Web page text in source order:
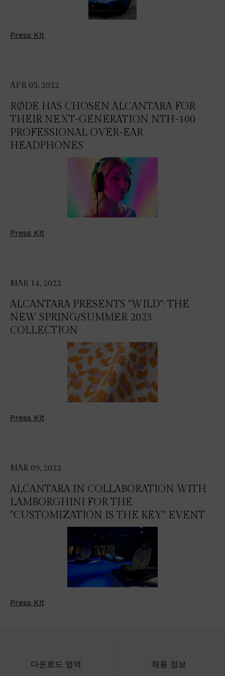
Press Kit
APR 05, 2022
RØDE HAS CHOSEN ALCANTARA FOR
THEIR NEXT-GENERATION NTH-100
PROFESSIONAL OVER-EAR
HEADPHONES
Press Kit
MAR 14, 2022
ALCANTARA PRESENTS "WILD": THE
NEW SPRING/SUMMER 2023
COLLECTION
Press Kit
MAR 09, 2022
ALCANTARA IN COLLABORATION WITH
LAMBORGHINI FOR THE
"CUSTOMIZATION IS THE KEY" EVENT
Press Kit
다운로드 영역 채용 정보